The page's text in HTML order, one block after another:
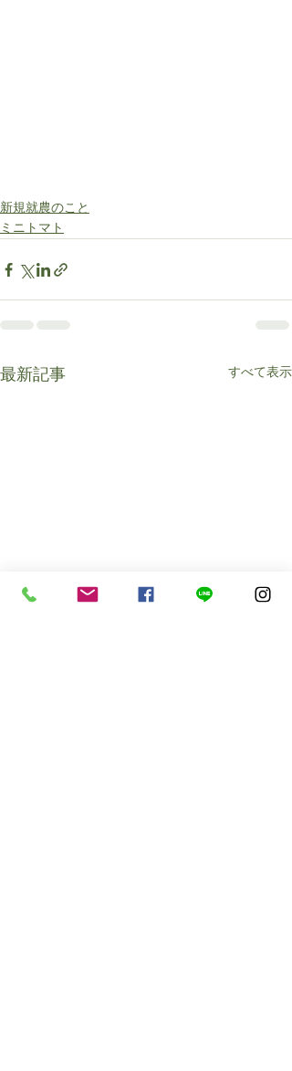
新規就農のこと
ミニトマト
最新記事 すべて表示